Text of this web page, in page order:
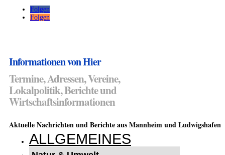
Folgen
Folgen
Informationen von Hier
Termine, Adressen, Vereine,
Lokalpolitik, Berichte und
Wirtschaftsinformationen
Aktuelle Nachrichten und Berichte aus Mannheim und Ludwigshafen
ALLGEMEINES